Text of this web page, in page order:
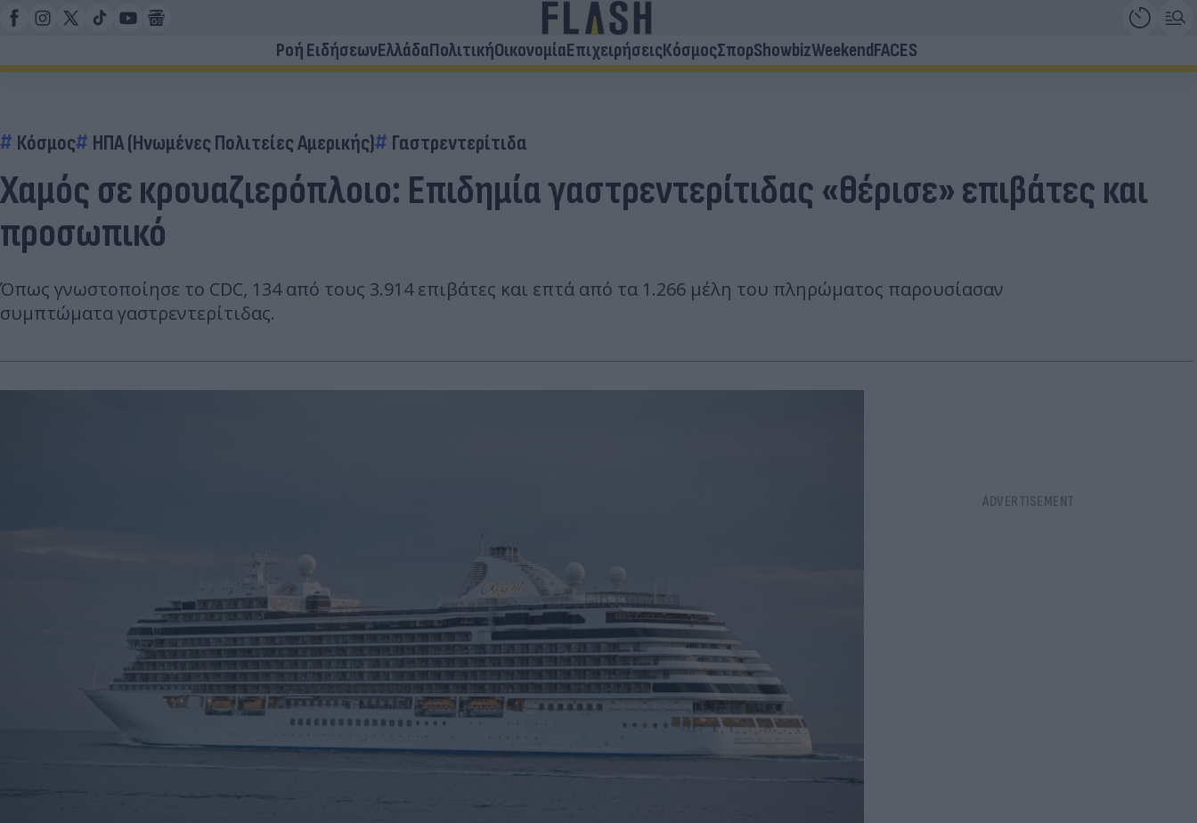
Ροή ΕιδήσεωνΕλλάδαΠολιτικήΟικονομίαΕπιχειρήσειςΚόσμοςΣπορShowbizWeekendFACES
Κόσμος ΗΠΑ (Ηνωμένες Πολιτείες Αμερικής) Γαστρεντερίτιδα
Χαμός σε κρουαζιερόπλοιο: Επιδημία γαστρεντερίτιδας «θέρισε» επιβάτες και
προσωπικό
Όπως γνωστοποίησε το CDC, 134 από τους 3.914 επιβάτες και επτά από τα 1.266 μέλη του πληρώματος παρουσίασαν
συμπτώματα γαστρεντερίτιδας.